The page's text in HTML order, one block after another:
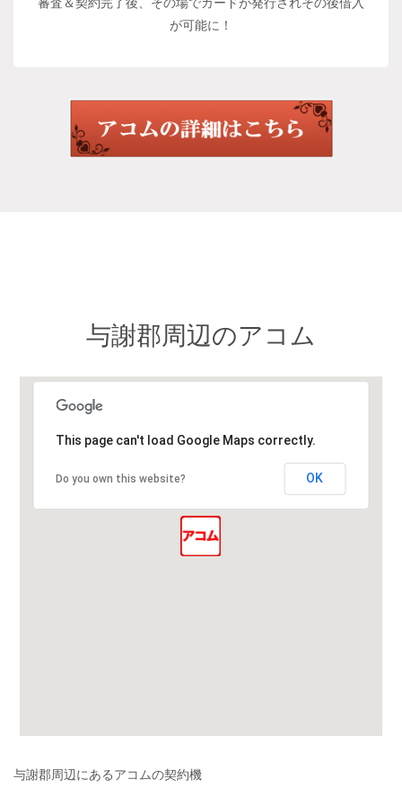
が可能に！
与謝郡周辺のアコム
This page can't load Google Maps correctly.
Do you own this website? OK
与謝郡周辺にあるアコムの契約機